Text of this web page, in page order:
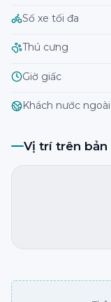
Số xe tối đa
Thú cưng
Giờ giấc
Khách nước ngoài
Vị trí trên bản